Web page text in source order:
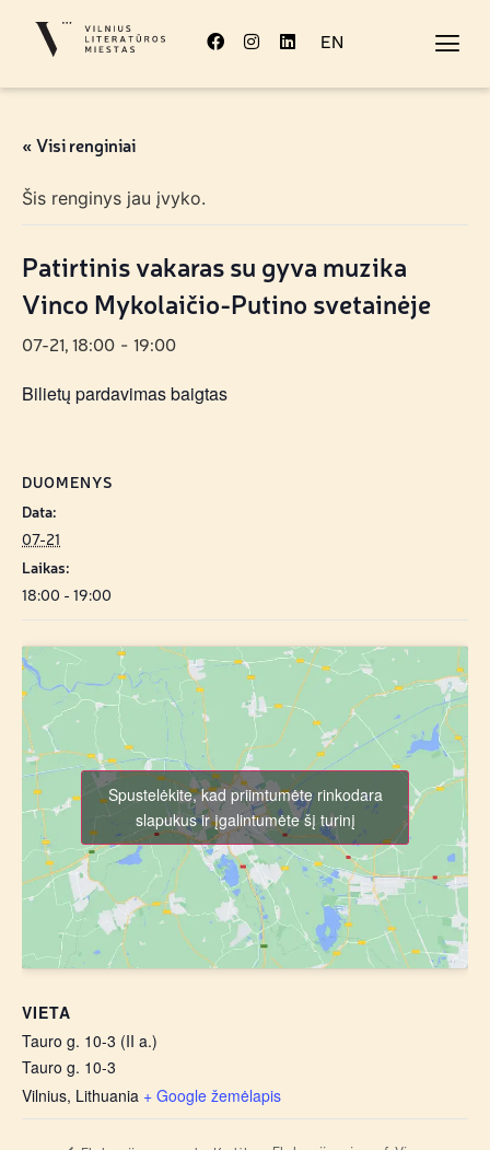
EN
« Visi renginiai
Šis renginys jau įvyko.
Patirtinis vakaras su gyva muzika
Vinco Mykolaičio-Putino svetainėje
07-21, 18:00 - 19:00
Bilietų pardavimas baigtas
DUOMENYS
Data:
07-21
Laikas:
18:00 - 19:00
VIETA
Tauro g. 10-3 (II a.)
Tauro g. 10-3
Vilnius, Lithuania + Google žemėlapis
Spustelėkite, kad priimtumėte rinkodara
slapukus ir įgalintumėte šį turinį